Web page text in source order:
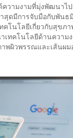
ความงามที่มุ่งพัฒนาไ
สุดมีการจับมือกับพันธ
โนโลยีเกี่ยวกับสุขภา
ทคโนโลยีด้านความ
พผิวพรรณและเส้นผม